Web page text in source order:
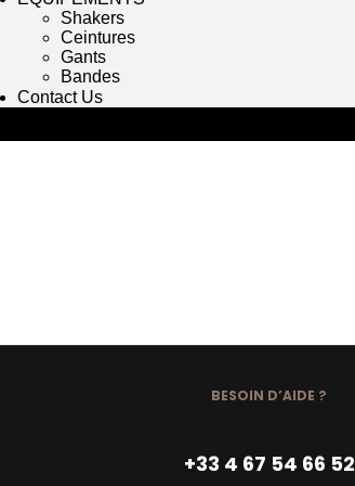
Shakers
Ceintures
Gants
Bandes
Contact Us
BESOIN D’AIDE ?
+33 4 67 54 66 52